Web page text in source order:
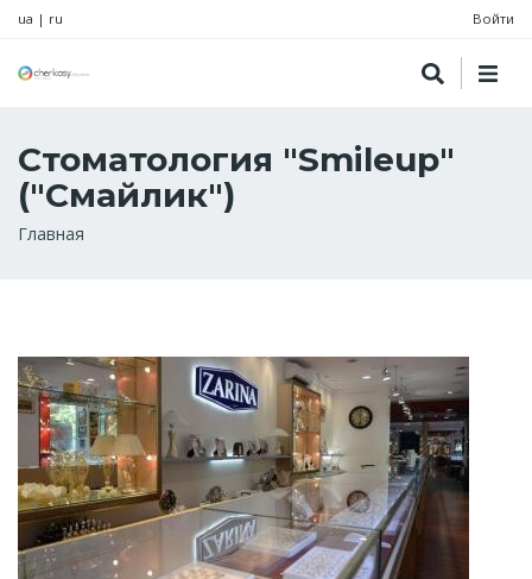
ua | ru Войти
Стоматология "Smileup"
("Смайлик")
Строка
Главная